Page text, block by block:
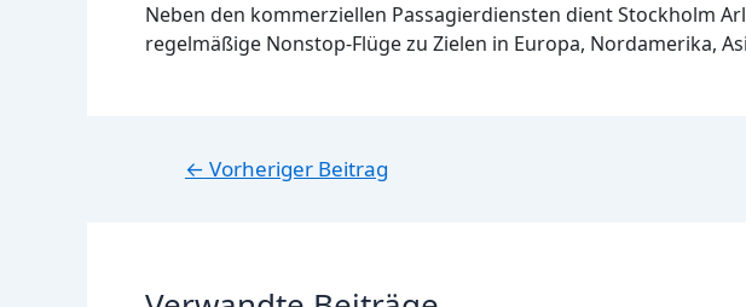
Neben den kommerziellen Passagierdiensten dient Stockholm
regelmäßige Nonstop-Flüge zu Zielen in Europa, Nordamerika,
Beitragsnavigation
← Vorheriger Beitrag